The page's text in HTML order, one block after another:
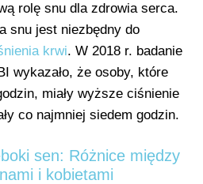
rolę snu dla zdrowia serca.
snu jest niezbędny do
krwi. W 2018 r. badanie
wykazało, że osoby, które
miały wyższe ciśnienie
co najmniej siedem godzin.
sen: Różnice między
i kobietami